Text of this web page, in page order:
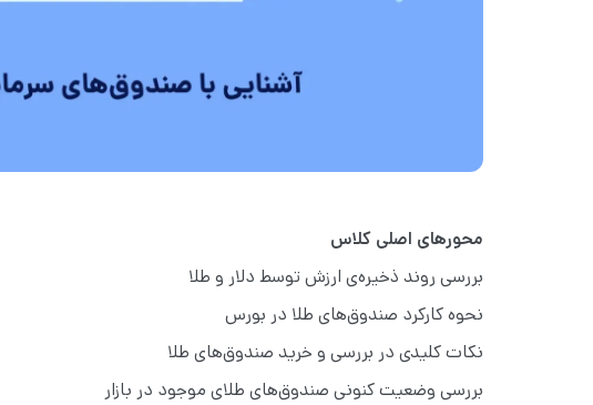
محورهای اصلی کلاس
بررسی روند ذخیره‌ی ارزش توسط دلار و طلا
نحوه کارکرد صندوق‌های طلا در بورس
نکات کلیدی در بررسی و خرید صندوق‌های طلا
بررسی وضعیت کنونی صندوق‌های طلای موجود در بازار